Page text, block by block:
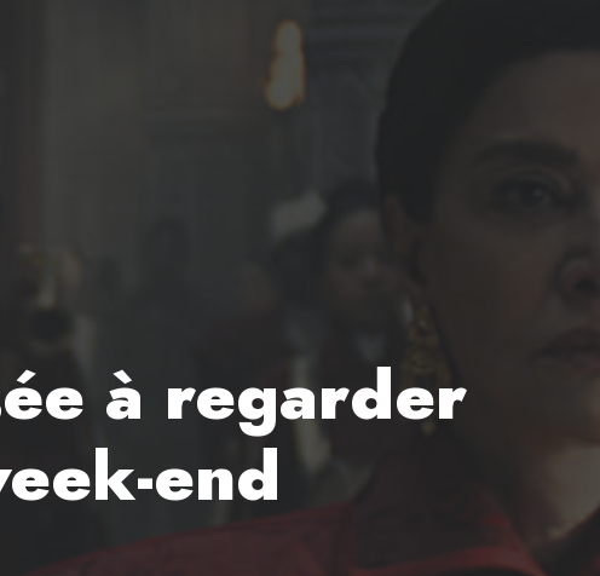
à regarder
end